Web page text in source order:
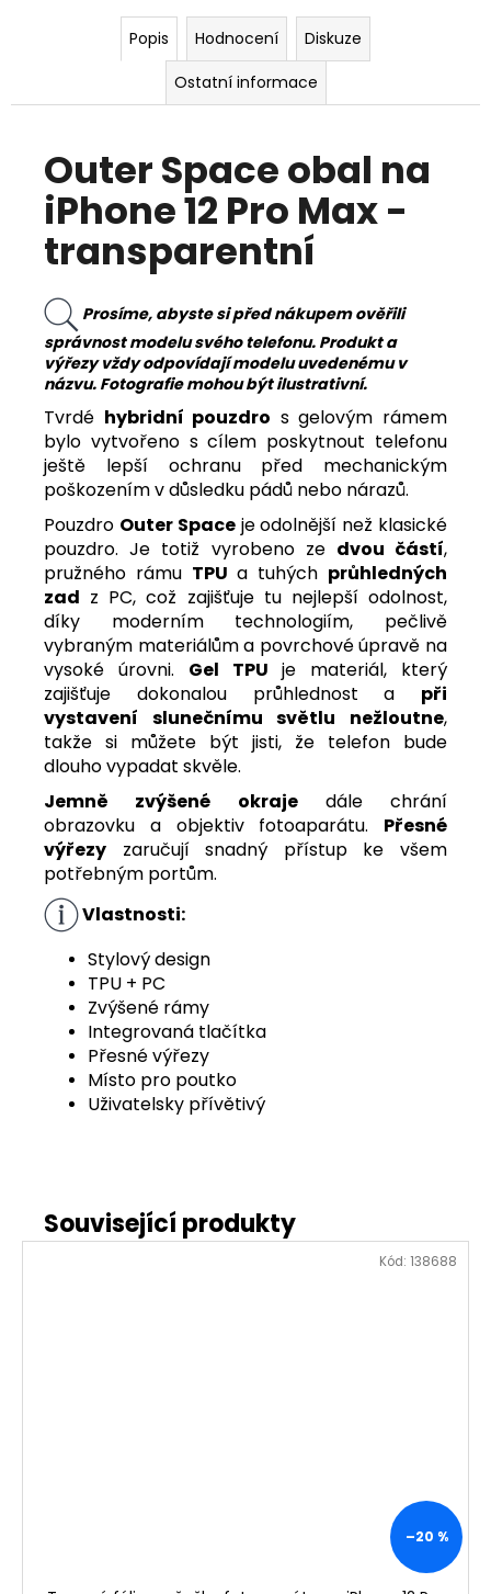
Popis Hodnocení
Diskuze
Ostatní informace
Outer Space obal na
iPhone 12 Pro Max -
transparentní
Prosíme, abyste si před nákupem ověřili
správnost modelu svého telefonu. Produkt a
výřezy vždy odpovídají modelu uvedenému v
názvu. Fotografie mohou být ilustrativní.
Tvrdé hybridní pouzdro s gelovým rámem
bylo vytvořeno s cílem poskytnout telefonu
ještě lepší ochranu před mechanickým
poškozením v důsledku pádů nebo nárazů.
Pouzdro Outer Spaceje odolnější než klasické
pouzdro. Je totiž vyrobeno ze dvou částí,
pružného rámu TPU a tuhých průhledných
zad z PC, což zajišťuje tu nejlepší odolnost,
díky moderním technologiím, pečlivě
vybraným materiálům a povrchové úpravě na
vysoké úrovni. Gel TPU je materiál, který
zajišťuje dokonalou průhlednost a při
vystavení slunečnímu světlu nežloutne,
takže si můžete být jisti, že telefon bude
dlouho vypadat skvěle.
Jemně zvýšené okrajedále chrání
obrazovku a objektiv fotoaparátu. Přesné
výřezy zaručují snadný přístup ke všem
potřebným portům.
Vlastnosti:
Stylový design
TPU + PC
Zvýšené rámy
Integrovaná tlačítka
Přesné výřezy
Místo pro poutko
Uživatelsky přívětivý
–20 %
Kód: 138688